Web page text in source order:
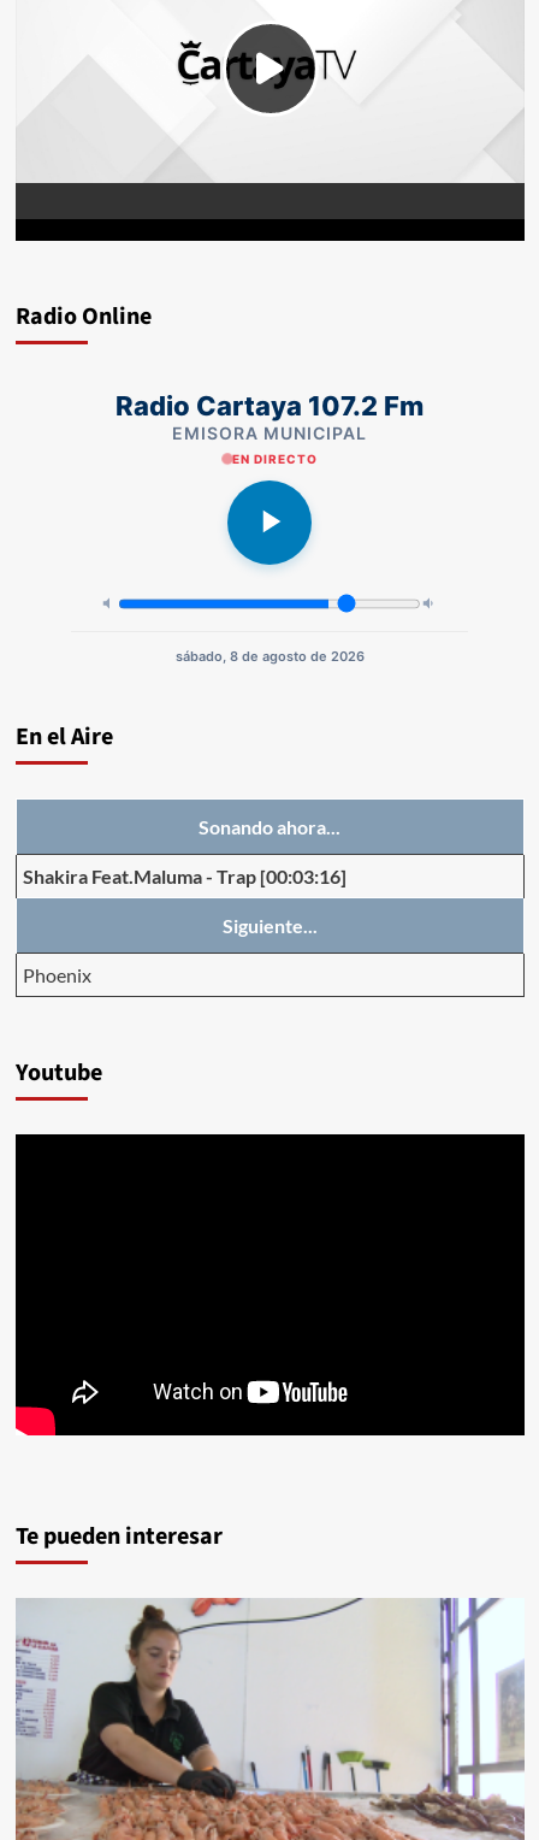
Radio Online
Radio Cartaya 107.2 Fm
EMISORA MUNICIPAL
EN DIRECTO
sábado, 8 de agosto de 2026
En el Aire
Sonando ahora...
Shakira Feat.Maluma- Trap [00:03:16]
Siguiente...
Phoenix
Youtube
Te pueden interesar